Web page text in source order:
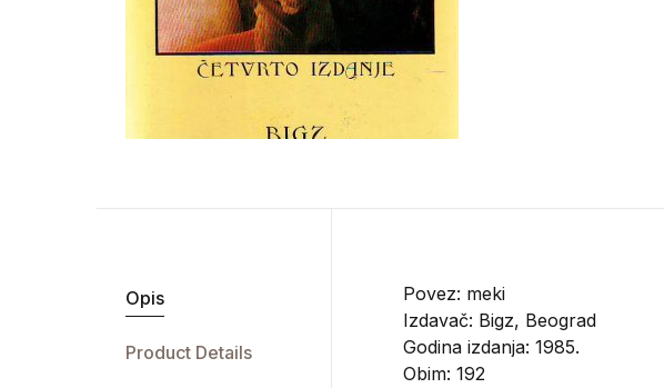
Opis
Product Details
Povez: meki
Izdavač: Bigz, Beograd
Godina izdanja: 1985.
Obim: 192